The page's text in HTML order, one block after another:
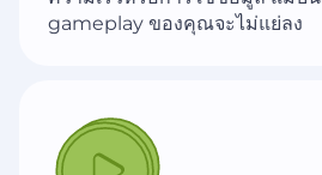
gameplay ของคุณจะไม่แย่ลง